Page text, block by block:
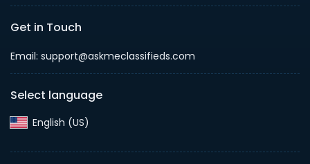
Get in Touch
Email: support@askmeclassifieds.com
Select language
English (US)‎